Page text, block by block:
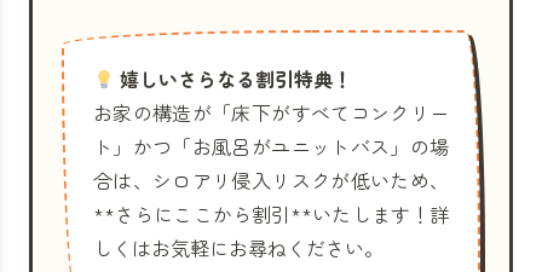
嬉しいさらなる割引特典！
お家の構造が「床下がすべてコンクリー
ト」かつ「お風呂がユニットバス」の場
合は、シロアリ侵入リスクが低いため、
**さらにここから割引**いたします！詳
しくはお気軽にお尋ねください。